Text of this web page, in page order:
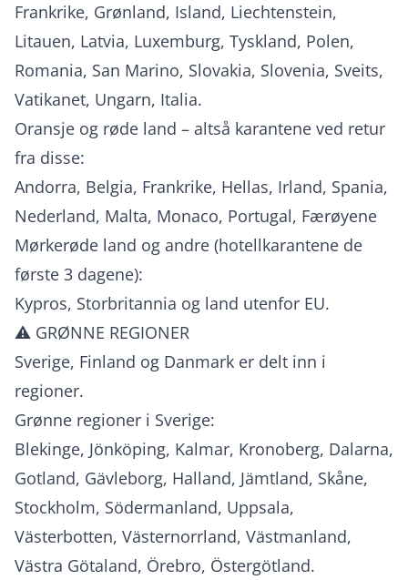
Frankrike, Grønland, Island, Liechtenstein,
Litauen, Latvia, Luxemburg, Tyskland, Polen,
Romania, San Marino, Slovakia, Slovenia, Sveits,
Vatikanet, Ungarn, Italia.
Oransje og røde land – altså karantene ved retur
fra disse:
Andorra, Belgia, Frankrike, Hellas, Irland, Spania,
Nederland, Malta, Monaco, Portugal, Færøyene
Mørkerøde land og andre (hotellkarantene de
første 3 dagene):
Kypros, Storbritannia og land utenfor EU.
⚠️ GRØNNE REGIONER
Sverige, Finland og Danmark er delt inn i
regioner.
Grønne regioner i Sverige:
Blekinge, Jönköping, Kalmar, Kronoberg, Dalarna,
Gotland, Gävleborg, Halland, Jämtland, Skåne,
Stockholm, Södermanland, Uppsala,
Västerbotten, Västernorrland, Västmanland,
Västra Götaland, Örebro, Östergötland.